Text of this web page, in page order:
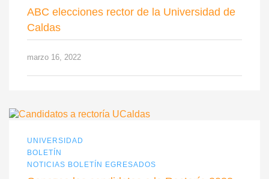
ABC elecciones rector de la Universidad de
Caldas
marzo 16, 2022
UNIVERSIDAD
BOLETÍN
NOTICIAS BOLETÍN EGRESADOS